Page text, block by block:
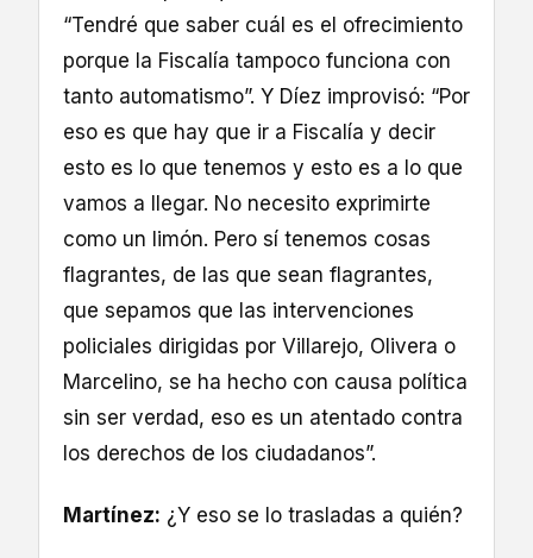
“Tendré que saber cuál es el ofrecimiento
porque la Fiscalía tampoco funciona con
tanto automatismo”. Y Díez improvisó: “Por
eso es que hay que ir a Fiscalía y decir
esto es lo que tenemos y esto es a lo que
vamos a llegar. No necesito exprimirte
como un limón. Pero sí tenemos cosas
flagrantes, de las que sean flagrantes,
que sepamos que las intervenciones
policiales dirigidas por Villarejo, Olivera o
Marcelino, se ha hecho con causa política
sin ser verdad, eso es un atentado contra
los derechos de los ciudadanos”.
Martínez: ¿Y eso se lo trasladas a quién?